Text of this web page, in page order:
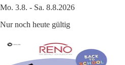
Mo. 3.8. - Sa. 8.8.2026
Nur noch heute gültig